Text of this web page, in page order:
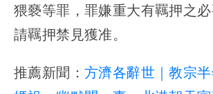
猥褻等罪，罪嫌重大有羈押之
請羈押禁見獲准。
推薦新聞： 方濟各辭世｜教宗